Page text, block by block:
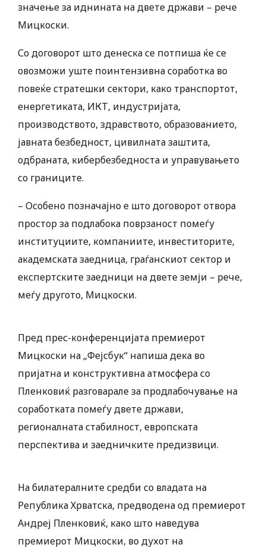
значење за иднината на двете држави – рече
Мицкоски.
Со договорот што денеска се потпиша ќе се
овозможи уште поинтензивна соработка во
повеќе стратешки сектори, како транспортот,
енергетиката, ИКТ, индустријата,
производството, здравството, образованието,
јавната безбедност, цивилната заштита,
одбраната, кибербезбедноста и управувањето
со границите.
– Особено позначајно е што договорот отвора
простор за подлабока поврзаност помеѓу
институциите, компаниите, инвеститорите,
академската заедница, граѓанскиот сектор и
експертските заедници на двете земји – рече,
меѓу другото, Мицкоски.
Пред прес-конференцијата премиерот
Мицкоски на „Фејсбук“ напиша дека во
пријатна и конструктивна атмосфера со
Пленковиќ разговарале за продлабочување на
соработката помеѓу двете држави,
регионалната стабилност, европската
перспектива и заедничките предизвици.
На билатералните средби со владата на
Република Хрватска, предводена од премиерот
Андреј Пленковиќ, како што наведува
премиерот Мицкоски, во духот на